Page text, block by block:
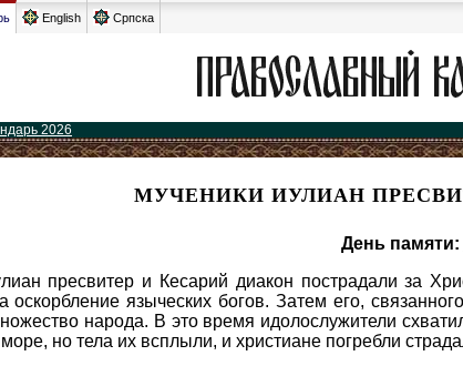
English Српска
2026
МУЧЕНИКИ ИУЛИАН
День памяти:
пресвитер и Кесарий диакон пострадали за
оскорбление языческих богов. Затем его,
народа. В это время идолослужители
но тела их всплыли, и христиане погребли